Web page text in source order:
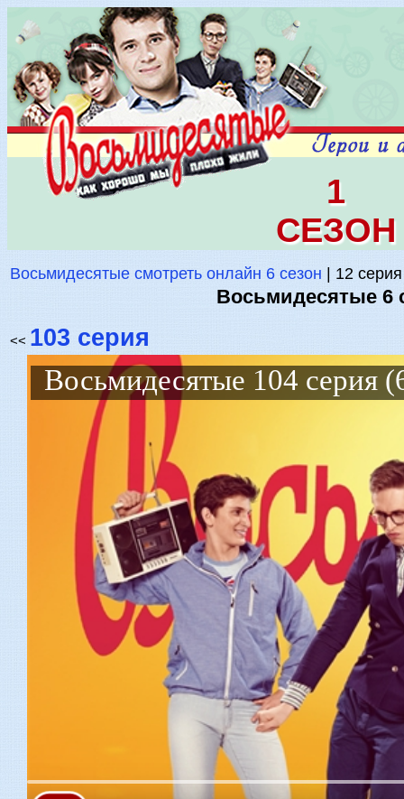
1
СЕЗОН
Восьмидесятые смотреть онлайн 6 сезон | 12 серия
Восьмидесятые 6
<< 103 серия
Восьмидесятые 104 серия